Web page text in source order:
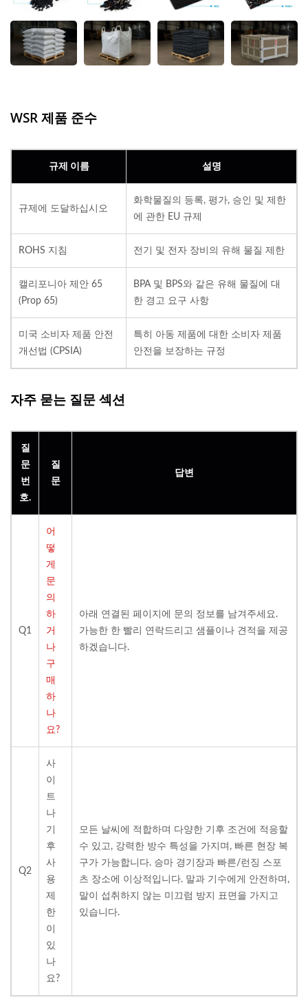
WSR 제품 준수
규제 이름 설명
규제에 도달하십시오
화학물질의 등록, 평가, 승인 및 제한
에 관한 EU 규제
ROHS 지침 전기 및 전자 장비의 유해 물질 제한
캘리포니아 제안 65
(Prop 65)
BPA 및 BPS와 같은 유해 물질에 대
한 경고 요구 사항
미국 소비자 제품 안전
개선법 (CPSIA)
특히 아동 제품에 대한 소비자 제품
안전을 보장하는 규정
자주 묻는 질문 섹션
질
문
번
호.
질
문
답변
Q1
어
떻
게
문
의
하
거
나
구
매
하
나
요?
아래 연결된 페이지에 문의 정보를 남겨주세요.
가능한 한 빨리 연락드리고 샘플이나 견적을 제공
하겠습니다.
Q2
사
이
트
나
기
후
사
용
제
한
이
있
나
요?
모든 날씨에 적합하며 다양한 기후 조건에 적응할
수 있고, 강력한 방수 특성을 가지며, 빠른 현장 복
구가 가능합니다. 승마 경기장과 빠른/런징 스포
츠 장소에 이상적입니다. 말과 기수에게 안전하며,
말이 섭취하지 않는 미끄럼 방지 표면을 가지고
있습니다.